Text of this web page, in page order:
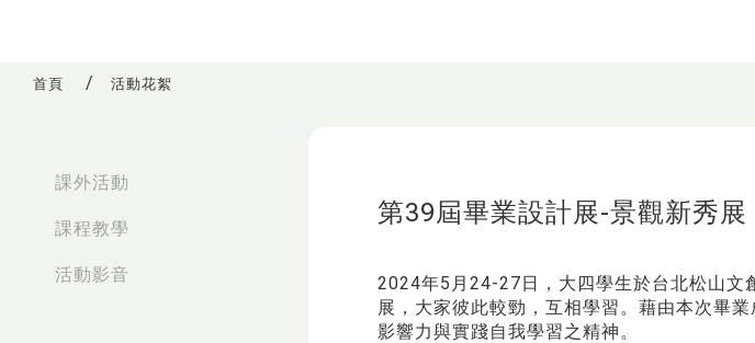
首頁 活動花絮
課外活動
課程教學
活動影音
第39屆畢業設計展-景觀新秀展
2024年5月24-27日，大四學生於台北松山文
展，大家彼此較勁，互相學習。藉由本次畢
影響力與實踐自我學習之精神。